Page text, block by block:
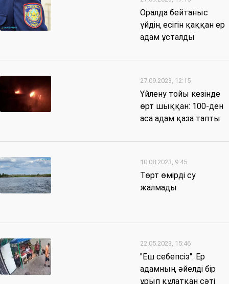
Оралда бейтаныс
үйдің есігін қаққан ер
адам ұсталды
27.09.2023, 12:15
Үйлену тойы кезінде
өрт шыққан: 100-ден
аса адам қаза тапты
10.08.2023, 9:45
Төрт өмірді су
жалмады
22.05.2023, 15:46
"Еш себепсіз". Ер
адамның әйелді бір
ұрып құлатқан сәті